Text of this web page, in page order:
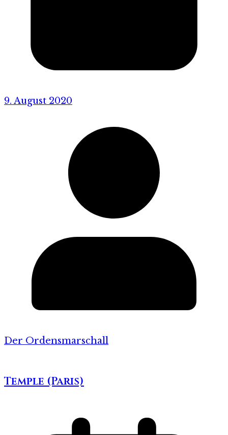
9. August 2020
Der Ordensmarschall
Temple (Paris)